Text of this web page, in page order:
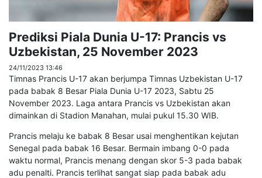
Prediksi Piala Dunia U-17: Prancis vs
Uzbekistan, 25 November 2023
24/11/2023 13:46
Timnas Prancis U-17 akan berjumpa Timnas Uzbekistan U-17
pada babak 8 Besar Piala Dunia U-17 2023, Sabtu 25
November 2023. Laga antara Prancis vs Uzbekistan akan
dimainkan di Stadion Manahan, mulai pukul 15.30 WIB.
Prancis melaju ke babak 8 Besar usai menghentikan kejutan
Senegal pada babak 16 Besar. Bermain imbang 0-0 pada
waktu normal, Prancis menang dengan skor 5-3 pada babak
adu penalti. Prancis terlihat sangat siap pada babak adu